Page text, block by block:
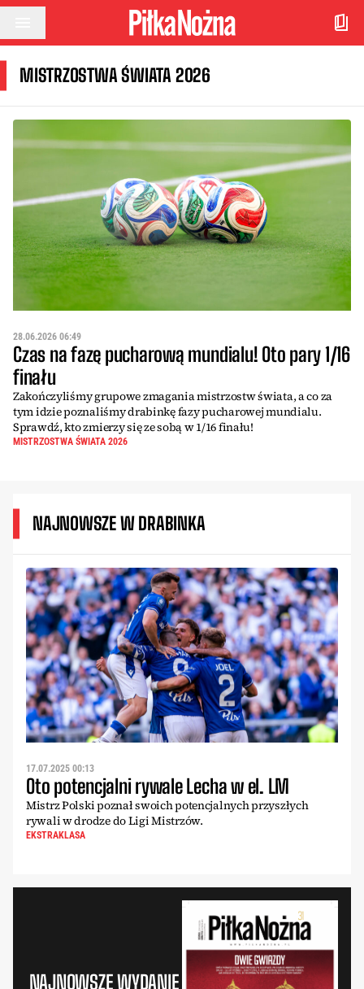
Przejdź do treści
MISTRZOSTWA ŚWIATA 2026
28.06.2026 06:49
Czas na fazę pucharową mundialu! Oto pary 1/16
finału
Zakończyliśmy grupowe zmagania mistrzostw świata, a co za
tym idzie poznaliśmy drabinkę fazy pucharowej mundialu.
Sprawdź, kto zmierzy się ze sobą w 1/16 finału!
MISTRZOSTWA ŚWIATA 2026
NAJNOWSZE W DRABINKA
17.07.2025 00:13
Oto potencjalni rywale Lecha w el. LM
Mistrz Polski poznał swoich potencjalnych przyszłych
rywali w drodze do Ligi Mistrzów.
EKSTRAKLASA
NAJNOWSZE WYDANIE